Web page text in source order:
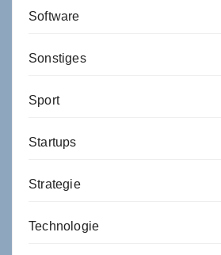
Software
Sonstiges
Sport
Startups
Strategie
Technologie